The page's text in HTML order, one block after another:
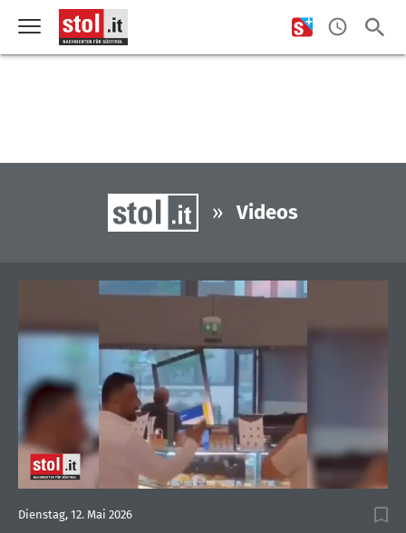
» Videos
seconds
of
Dienstag, 12. Mai 2026